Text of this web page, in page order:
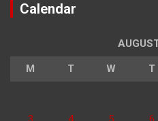
Calendar
M T W T